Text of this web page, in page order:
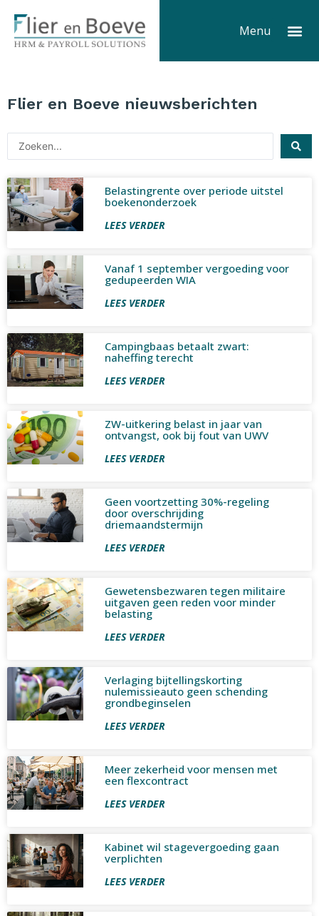
naar
Menu
Flier en Boeve nieuwsberichten
Search
...
Belastingrente over periode uitstel
boekenonderzoek
LEES VERDER
Vanaf 1 september vergoeding voor
gedupeerden WIA
LEES VERDER
Campingbaas betaalt zwart:
naheffing terecht
LEES VERDER
ZW-uitkering belast in jaar van
ontvangst, ook bij fout van UWV
LEES VERDER
Geen voortzetting 30%-regeling
door overschrijding
driemaandstermijn
LEES VERDER
Gewetensbezwaren tegen militaire
uitgaven geen reden voor minder
belasting
LEES VERDER
Verlaging bijtellingskorting
nulemissieauto geen schending
grondbeginselen
LEES VERDER
Meer zekerheid voor mensen met
een flexcontract
LEES VERDER
Kabinet wil stagevergoeding gaan
verplichten
LEES VERDER